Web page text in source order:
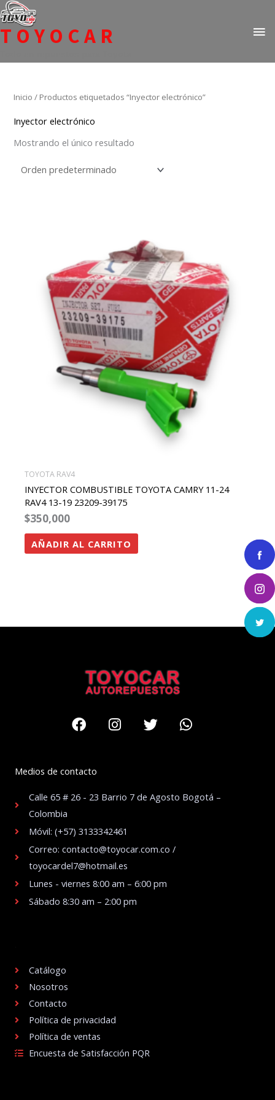
Ir
al
contenido
TOYOCAR
Inicio / Productos etiquetados “Inyector electrónico”
Inyector electrónico
Mostrando el único resultado
TOYOTA RAV4
INYECTOR COMBUSTIBLE TOYOTA CAMRY 11-24
RAV4 13-19 23209-39175
$350,000
AÑADIR AL CARRITO
FacebookInstagram
TwitterWhatsapp
Medios de contacto
Calle 65 # 26 - 23 Barrio 7 de Agosto Bogotá –
Colombia
Móvil: (+57) 3133342461
Correo: contacto@toyocar.com.co /
toyocardel7@hotmail.es
Lunes - viernes 8:00 am – 6:00 pm
Sábado 8:30 am – 2:00 pm
Catálogo
Nosotros
Contacto
Política de privacidad
Política de ventas
Encuesta de Satisfacción PQR